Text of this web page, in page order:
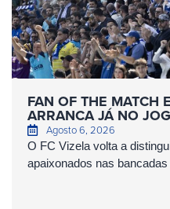
FAN OF THE MATCH
ARRANCA JÁ NO
Agosto 6, 2026
O FC Vizela volta a
apaixonados nas